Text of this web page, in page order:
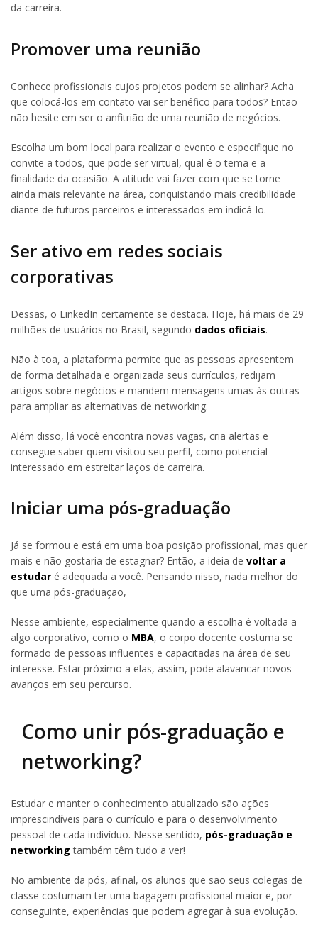
da carreira.
Promover uma reunião
Conhece profissionais cujos projetos podem se alinhar? Acha
que colocá-los em contato vai ser benéfico para todos? Então
não hesite em ser o anfitrião de uma reunião de negócios.
Escolha um bom local para realizar o evento e especifique no
convite a todos, que pode ser virtual, qual é o tema e a
finalidade da ocasião. A atitude vai fazer com que se torne
ainda mais relevante na área, conquistando mais credibilidade
diante de futuros parceiros e interessados em indicá-lo.
Ser ativo em redes sociais
corporativas
Dessas, o LinkedIn certamente se destaca. Hoje, há mais de 29
milhões de usuários no Brasil, segundo dados oficiais.
Não à toa, a plataforma permite que as pessoas apresentem
de forma detalhada e organizada seus currículos, redijam
artigos sobre negócios e mandem mensagens umas às outras
para ampliar as alternativas de networking.
Além disso, lá você encontra novas vagas, cria alertas e
consegue saber quem visitou seu perfil, como potencial
interessado em estreitar laços de carreira.
Iniciar uma pós-graduação
Já se formou e está em uma boa posição profissional, mas quer
mais e não gostaria de estagnar? Então, a ideia de voltar a
estudar é adequada a você. Pensando nisso, nada melhor do
que uma pós-graduação,
Nesse ambiente, especialmente quando a escolha é voltada a
algo corporativo, como o MBA, o corpo docente costuma se
formado de pessoas influentes e capacitadas na área de seu
interesse. Estar próximo a elas, assim, pode alavancar novos
avanços em seu percurso.
Como unir pós-graduação e
networking?
Estudar e manter o conhecimento atualizado são ações
imprescindíveis para o currículo e para o desenvolvimento
pessoal de cada indivíduo. Nesse sentido, pós-graduação e
networkingtambém têm tudo a ver!
No ambiente da pós, afinal, os alunos que são seus colegas de
classe costumam ter uma bagagem profissional maior e, por
conseguinte, experiências que podem agregar à sua evolução.